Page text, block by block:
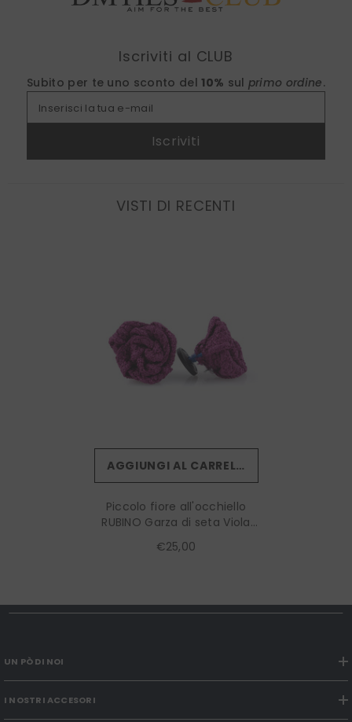
Iscriviti al CLUB
Subito per te uno sconto del 10% sul primo ordine.
Inserisci la tua e-mail
Iscriviti
VISTI DI RECENTI
AGGIUNGI AL CARRELLO
Piccolo fiore all'occhiello
RUBINO Garza di seta Viola
Chiaro
€25,00
UN PÒ DI NOI
I NOSTRI ACCESORI